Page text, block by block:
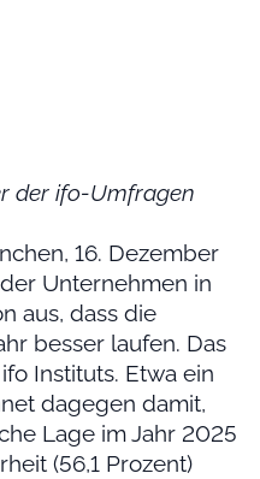
der ifo-Umfragen
16. Dezember
Unternehmen in
aus, dass die
besser laufen. Das
Instituts. Etwa ein
dagegen damit,
Lage im Jahr 2025
(56,1 Prozent)